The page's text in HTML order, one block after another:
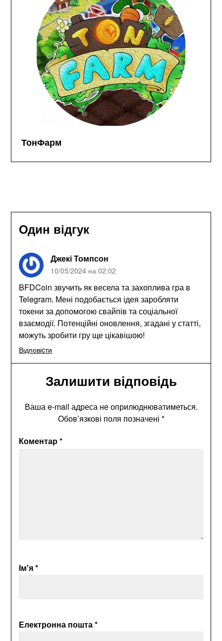
ТонФарм
Один відгук
Джекі Томпсон
10/05/2024 на 02:02
BFDCoin звучить як весела та захоплива гра в
Telegram. Мені подобається ідея заробляти
токени за допомогою свайпів та соціальної
взаємодії. Потенційні оновлення, згадані у статті,
можуть зробити гру ще цікавішою!
Відповіcти
Залишити відповідь
Ваша e-mail адреса не оприлюднюватиметься.
Обов’язкові поля позначені *
Коментар*
Ім'я*
Електронна пошта*